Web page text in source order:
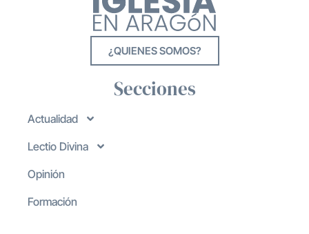
¿QUIENES SOMOS?
Secciones
Actualidad
Lectio Divina
Opinión
Formación